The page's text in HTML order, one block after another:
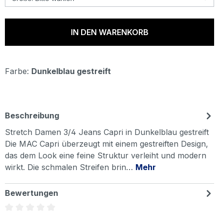
IN DEN WARENKORB
Farbe: Dunkelblau gestreift
Beschreibung
Stretch Damen 3/4 Jeans Capri in Dunkelblau gestreift
Die MAC Capri überzeugt mit einem gestreiften Design,
das dem Look eine feine Struktur verleiht und modern
wirkt. Die schmalen Streifen brin… Mehr
Bewertungen